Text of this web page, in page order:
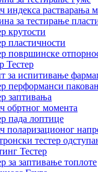
индекса растварања
за тестирање
крутости
пластичности
површинске
Тестер
за испитивање
перформанси
заптивања
обртног момента
пада лоптице
поларизационог
тестер
Тестер
за заптивање топлоте